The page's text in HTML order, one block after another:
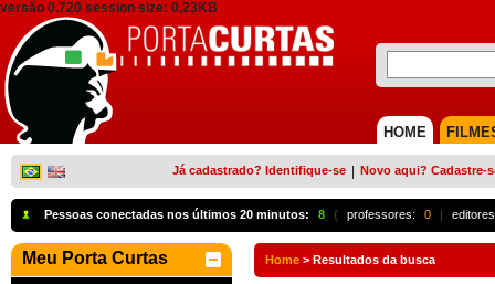
versão 0.720 session size: 0,23KB
HOME
Já cadastrado? Identifique-se Novo aqui? Cadastre-
Pessoas conectadas nos últimos 20 minutos: 8 { professores: 0 |
Meu Porta Curtas Home > Resultados da busca